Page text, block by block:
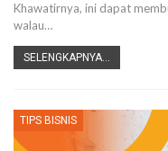
Khawatirnya, ini dapat
walau…
SELENGKAPNYA...
TIPS BISNIS